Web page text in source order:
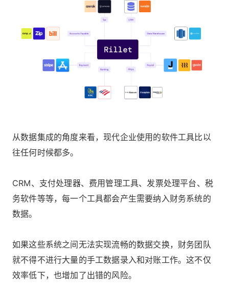
从数据集成的角度来看，现代企业使用的软件工具比以
往任何时候都多。
CRM、支付处理器、费用管理工具、发票处理平台、税
务软件等等，每一个工具都会产生需要纳入财务系统的
数据。
如果这些系统之间无法实现流畅的数据交换，财务团队
就不得不进行大量的手工数据录入和对账工作。这不仅
效率低下，也增加了出错的风险。